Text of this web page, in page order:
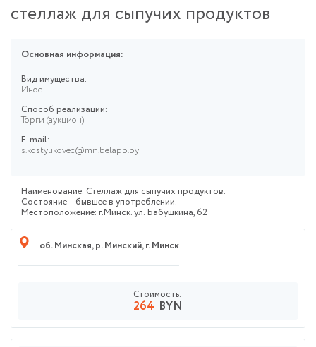
стеллаж для сыпучих продуктов
Основная информация:
Вид имущества:
Иное
Способ реализации:
Торги (аукцион)
E-mail:
s.kostyukovec@mn.belapb.by
Наименование: Стеллаж для сыпучих продуктов.
Состояние – бывшее в употреблении.
Местоположение: г.Минск. ул. Бабушкина, 62
об. Минская,р. Минский,г. Минск
Стоимость:
264 BYN